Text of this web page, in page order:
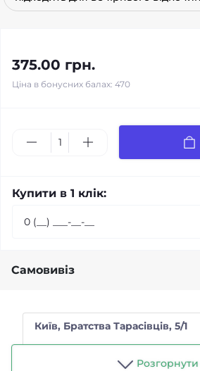
375.00 грн.
Ціна в бонусних балах: 470
Купити в 1 клік:
Самовивіз
Київ, Братства Тарасівців, 5/1
Розгорнути